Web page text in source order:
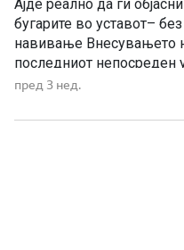
Ајде реално да ги
бугарите во уставот–
навивање Внесувањето
последниот непосреден
кластер, но не е
уставните измени
пред 3 нед.